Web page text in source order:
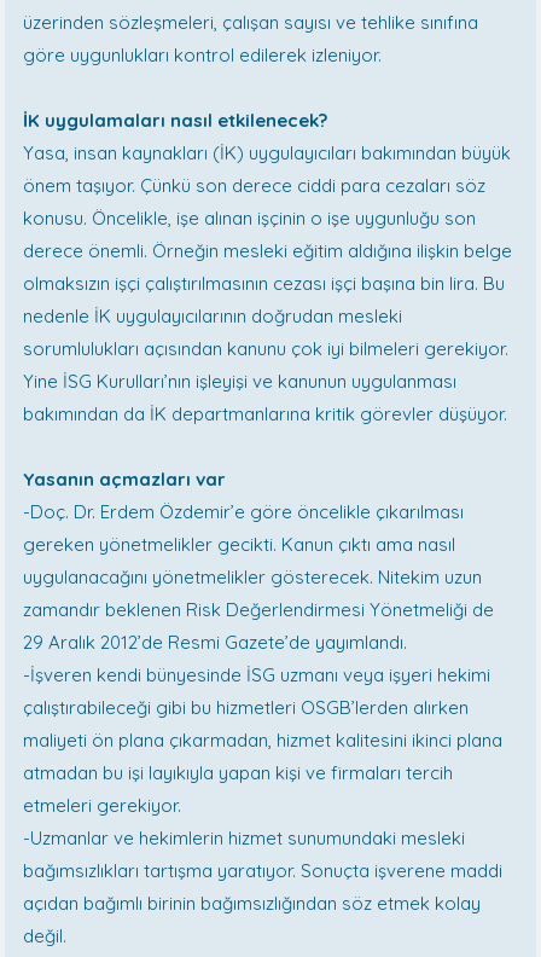
üzerinden sözleşmeleri, çalışan sayısı ve tehlike sınıfına
göre uygunlukları kontrol edilerek izleniyor.
İK uygulamaları nasıl etkilenecek?
Yasa, insan kaynakları (İK) uygulayıcıları bakımından büyük
önem taşıyor. Çünkü son derece ciddi para cezaları söz
konusu. Öncelikle, işe alınan işçinin o işe uygunluğu son
derece önemli. Örneğin mesleki eğitim aldığına ilişkin belge
olmaksızın işçi çalıştırılmasının cezası işçi başına bin lira. Bu
nedenle İK uygulayıcılarının doğrudan mesleki
sorumlulukları açısından kanunu çok iyi bilmeleri gerekiyor.
Yine İSG Kurulları’nın işleyişi ve kanunun uygulanması
bakımından da İK departmanlarına kritik görevler düşüyor.
Yasanın açmazları var
-Doç. Dr. Erdem Özdemir’e göre öncelikle çıkarılması
gereken yönetmelikler gecikti. Kanun çıktı ama nasıl
uygulanacağını yönetmelikler gösterecek. Nitekim uzun
zamandır beklenen Risk Değerlendirmesi Yönetmeliği de
29 Aralık 2012’de Resmi Gazete’de yayımlandı.
-İşveren kendi bünyesinde İSG uzmanı veya işyeri hekimi
çalıştırabileceği gibi bu hizmetleri OSGB’lerden alırken
maliyeti ön plana çıkarmadan, hizmet kalitesini ikinci plana
atmadan bu işi layıkıyla yapan kişi ve firmaları tercih
etmeleri gerekiyor.
-Uzmanlar ve hekimlerin hizmet sunumundaki mesleki
bağımsızlıkları tartışma yaratıyor. Sonuçta işverene maddi
açıdan bağımlı birinin bağımsızlığından söz etmek kolay
değil.